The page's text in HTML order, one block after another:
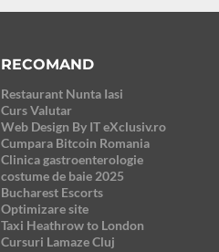
RECOMAND
Restaurant Nunta Iasi
Curs Valutar
Web Design By IT eXclusiv.ro
Cumpara Bitcoin Romania
Clinica gastroenterologie
costume de baie 2025
Bucharest Escorts
Optimizare site
Taxi Heathrow to London
Cursuri Lamaze Cluj